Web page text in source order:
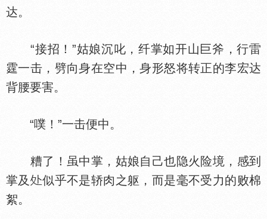
达。
“接招！”姑娘沉叱，纤掌如开山巨斧，行雷
霆一击，劈向身在空中，身形怒将转正的李宏达
背腰要害。
“噗！”一击便中。
糟了！虽中掌，姑娘自己也隐火险境，感到
掌及
似乎不是轿肉之躯，而是毫不受力的败棉
絮。